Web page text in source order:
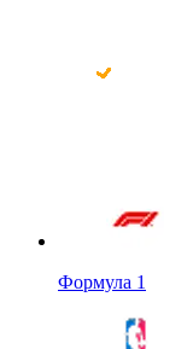
Формула 1